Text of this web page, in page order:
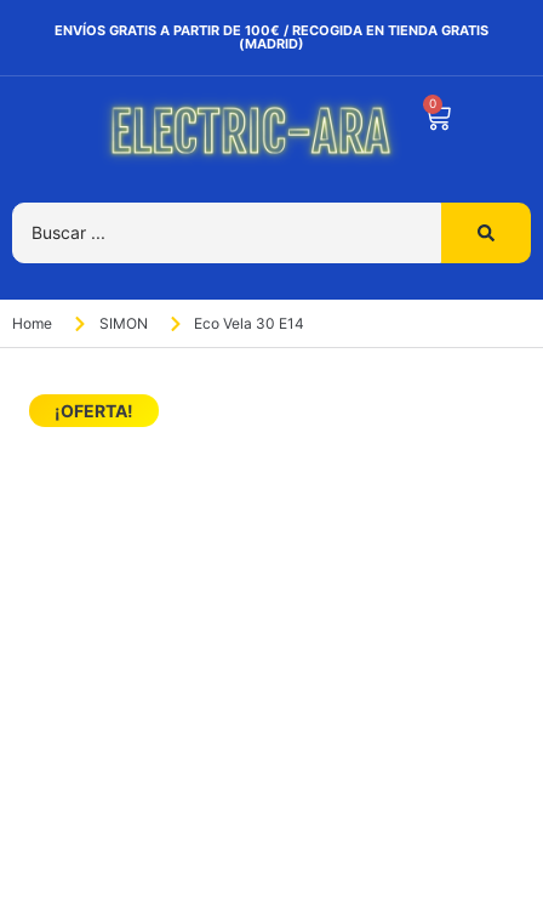
ENVÍOS GRATIS A PARTIR DE 100€ / RECOGIDA EN TIENDA GRATIS
(MADRID)
0
Home SIMON Eco Vela 30 E14
¡OFERTA!